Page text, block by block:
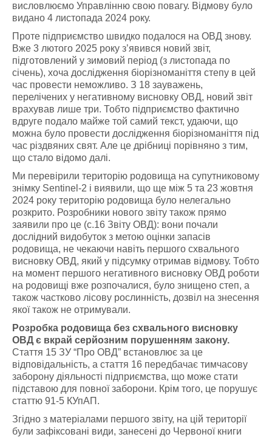
висловлюємо Управлінню свою повагу. Відмову було
видано 4 листопада 2024 року.
Проте підприємство швидко подалося на ОВД знову.
Вже 3 лютого 2025 року з’явився новий звіт,
підготовлений у зимовий період (з листопада по
січень), хоча дослідження біорізноманіття степу в цей
час провести неможливо. З 18 зауважень,
перелічених у негативному висновку ОВД, новий звіт
врахував лише три. Тобто підприємство фактично
вдруге подало майже той самий текст, удаючи, що
можна було провести дослідження біорізноманіття під
час різдвяних свят. Але це дрібниці порівняно з тим,
що стало відомо далі.
Ми перевірили територію родовища на супутниковому
знімку Sentinel-2 і виявили, що ще між 5 та 23 жовтня
2024 року територію родовища було нелегально
розкрито. Розробники нового звіту також прямо
заявили про це (с.16 Звіту ОВД): вони почали
дослідний видобуток з метою оцінки запасів
родовища, не чекаючи навіть першого схвального
висновку ОВД, який у підсумку отримав відмову. Тобто
на момент першого негативного висновку ОВД роботи
на родовищі вже розпочалися, було знищено степ, а
також частково лісову рослинність, дозвіл на знесення
якої також не отримували.
Розробка родовища без схвального висновку
ОВД є вкрай серйозним порушенням закону.
Стаття 15 ЗУ “Про ОВД” встановлює за це
відповідальність, а стаття 16 передбачає тимчасову
заборону діяльності підприємства, що може стати
підставою для повної заборони. Крім того, це порушує
статтю 91-5 КУпАП.
Згідно з матеріалами першого звіту, на цій території
були зафіксовані види, занесені до Червоної книги